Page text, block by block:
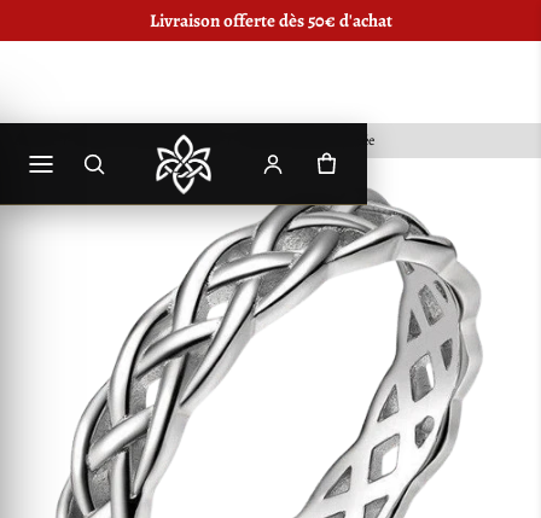
Livraison offerte dès 50€ d'achat
BIJOUX PAR SYMBOLES Bague Celtique Enlacée